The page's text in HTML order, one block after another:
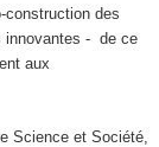
construction des
innovantes - de ce
aux
Science et Société,